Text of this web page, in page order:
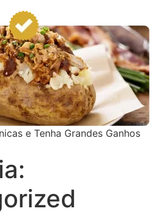
e Tenha Grandes Ganhos